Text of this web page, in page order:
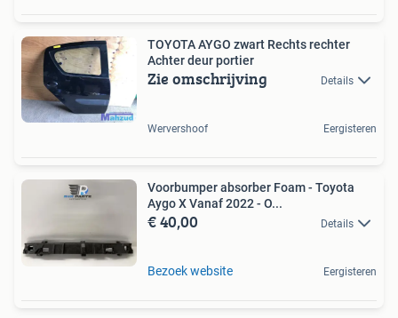
TOYOTA AYGO zwart Rechts rechter
Achter deur portier
Zie omschrijving Details
Wervershoof Eergisteren
Voorbumper absorber Foam - Toyota
Aygo X Vanaf 2022 - O...
€ 40,00 Details
Bezoek website Eergisteren